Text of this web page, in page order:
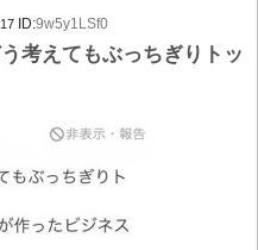
ID:9w5y1LSf0
考えてもぶっちぎりトッ